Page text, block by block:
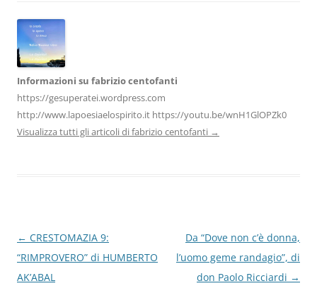
k
Informazioni su fabrizio centofanti
https://gesuperatei.wordpress.com
http://www.lapoesiaelospirito.it https://youtu.be/wnH1GlOPZk0
Visualizza tutti gli articoli di fabrizio centofanti →
Navigazione
articolo
← CRESTOMAZIA 9:
“RIMPROVERO” di HUMBERTO
AK’ABAL
Da “Dove non c’è donna,
l’uomo geme randagio”, di
don Paolo Ricciardi →